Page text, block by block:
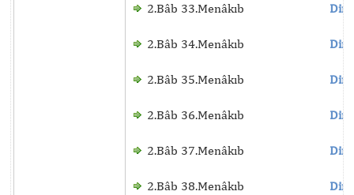
2.Bâb 33.Menâkıb
2.Bâb 34.Menâkıb
2.Bâb 35.Menâkıb
2.Bâb 36.Menâkıb
2.Bâb 37.Menâkıb
2.Bâb 38.Menâkıb